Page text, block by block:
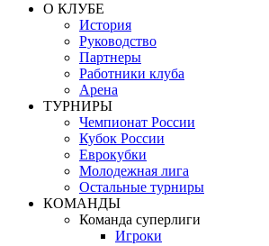
О КЛУБЕ
История
Руководство
Партнеры
Работники клуба
Арена
ТУРНИРЫ
Чемпионат России
Кубок России
Еврокубки
Молодежная лига
Остальные турниры
КОМАНДЫ
Команда суперлиги
Игроки